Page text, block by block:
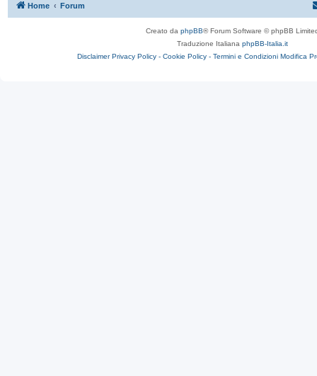
Home Forum
Creato da phpBB® Forum Software © phpBB
Traduzione Italiana phpBB-Italia.it
Disclaimer Privacy Policy - Cookie Policy - Termini e Condizioni Modifica